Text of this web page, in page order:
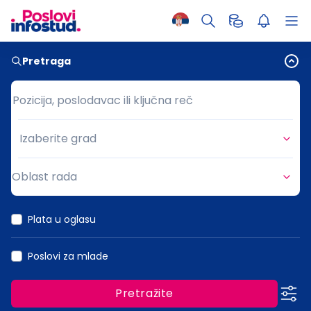
Pretraga
Pozicija, poslodavac ili ključna reč
Pozicija, poslodavac ili ključna reč
Grad
Izaberite grad
Oblast rada
Plata u oglasu
Poslovi za mlade
Pretražite